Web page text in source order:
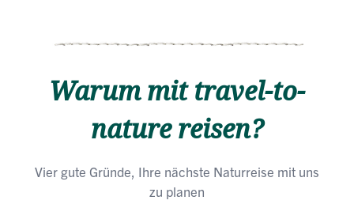
Warum mit travel-to-
nature reisen?
Vier gute Gründe, Ihre nächste Naturreise mit uns
zu planen